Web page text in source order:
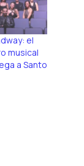
el
musical
a Santo